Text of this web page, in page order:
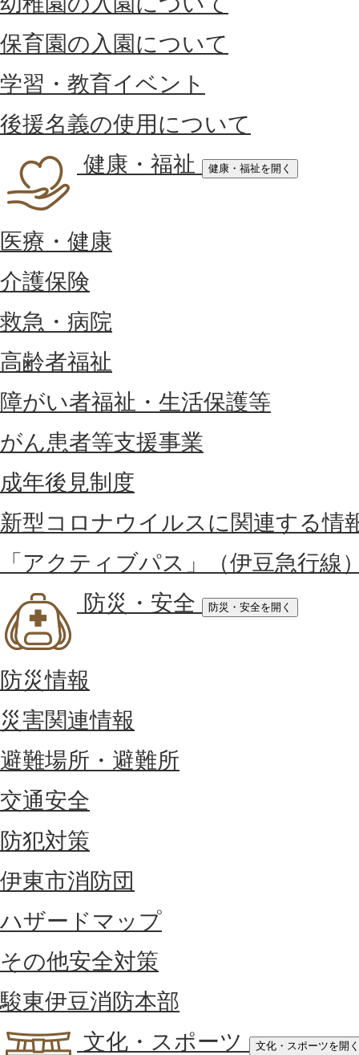
保育園の入園について
学習・教育イベント
後援名義の使用について
健康・福祉
健康・福祉を開く
医療・健康
介護保険
救急・病院
高齢者福祉
障がい者福祉・生活保護等
がん患者等支援事業
成年後見制度
新型コロナウイルスに関連する情
「アクティブパス」（伊豆急行線
防災・安全
防災・安全を開く
防災情報
災害関連情報
避難場所・避難所
交通安全
防犯対策
伊東市消防団
ハザードマップ
その他安全対策
駿東伊豆消防本部
文化・スポーツ
文化・スポーツを開く